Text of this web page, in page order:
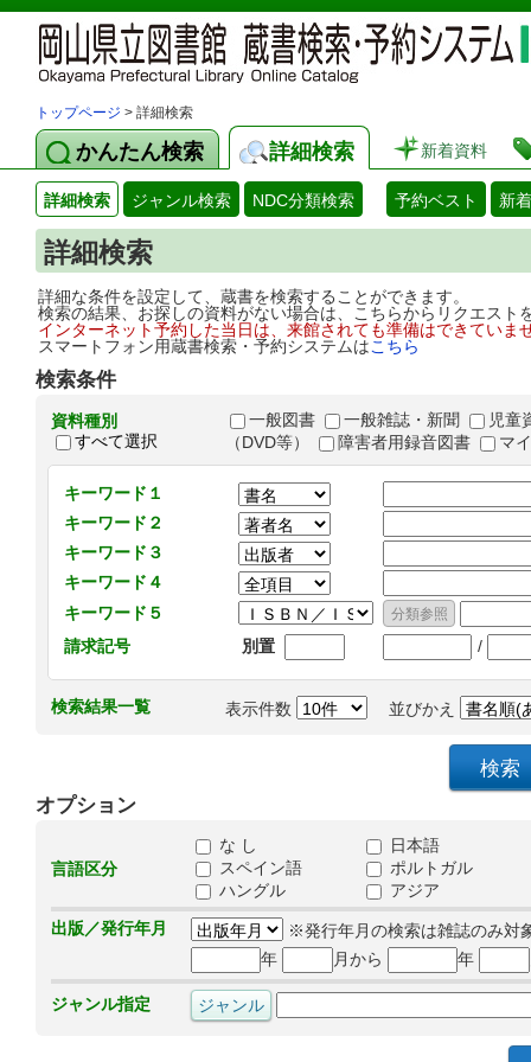
トップページ > 詳細検索
かんたん検索 詳細検索 新着資料
詳細検索 ジャンル検索 NDC分類検索 予約ベスト 新
詳細検索
詳細な条件を設定して、蔵書を検索することができます。
検索の結果、お探しの資料がない場合は、こちらからリクエス
インターネット予約した当日は、来館されても準備はできてい
スマートフォン用蔵書検索・予約システムはこちら
検索条件
資料種別
すべて選択
一般図書 一般雑誌・新聞
児童
（DVD等）
障害者用録音図書 マ
キーワード１
キーワード２
キーワード３
キーワード４
キーワード５
請求記号
別置 /
検索結果一覧 表示件数 並びかえ
オプション
言語区分
な し
日本語
スペイン語
ポルトガル
ハングル
アジア
出版／発行年月
※発行年月の検索は雑誌のみ対
年
月から 年
ジャンル指定